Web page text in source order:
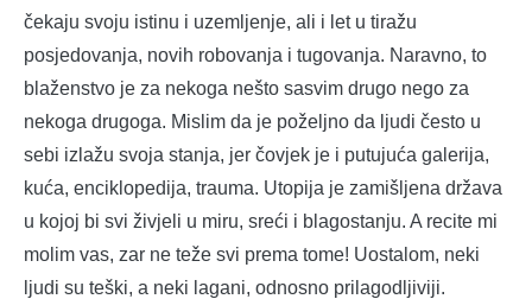
čekaju svoju istinu i uzemljenje, ali i let u tiražu
posjedovanja, novih robovanja i tugovanja. Naravno, to
blaženstvo je za nekoga nešto sasvim drugo nego za
nekoga drugoga. Mislim da je poželjno da ljudi često u
sebi izlažu svoja stanja, jer čovjek je i putujuća galerija,
kuća, enciklopedija, trauma. Utopija je zamišljena država
u kojoj bi svi živjeli u miru, sreći i blagostanju. A recite mi
molim vas, zar ne teže svi prema tome! Uostalom, neki
ljudi su teški, a neki lagani, odnosno prilagodljiviji.